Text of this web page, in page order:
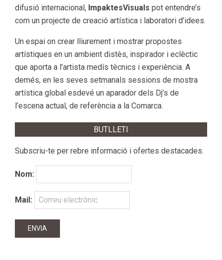
difusió internacional, ImpaktesVisuals pot entendre’s
com un projecte de creació artística i laboratori d’idees.
Un espai on crear lliurement i mostrar propostes
artístiques en un ambient distès, inspirador i eclèctic
que aporta a l’artista medís tècnics i experiència. A
demés, en les seves setmanals sessions de mostra
artística global esdevé un aparador dels Dj’s de
l’escena actual, de referència a la Comarca.
BUTLLETI
Subscriu-te per rebre informació i ofertes destacades.
Nom:
Mail: